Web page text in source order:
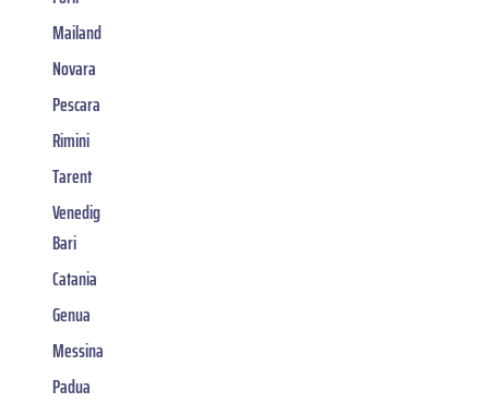
Mailand
Novara
Pescara
Rimini
Tarent
Venedig
Bari
Catania
Genua
Messina
Padua